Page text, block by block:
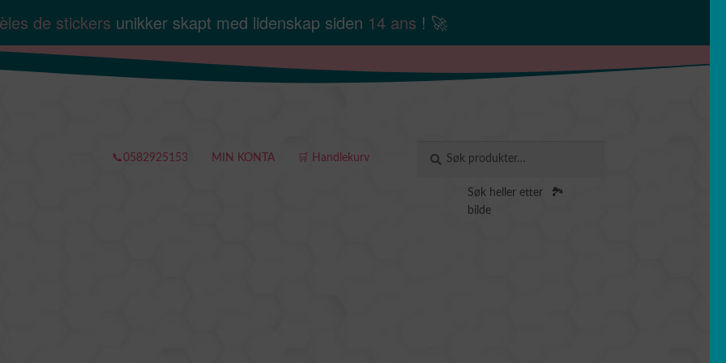
de stickers unikker skapt med lidenskap siden 14 ans ! 🚀
📞0582925153 MIN KONTA 🛒 Handlekurv
etter:
Søk heller etter
bilde
🏞️